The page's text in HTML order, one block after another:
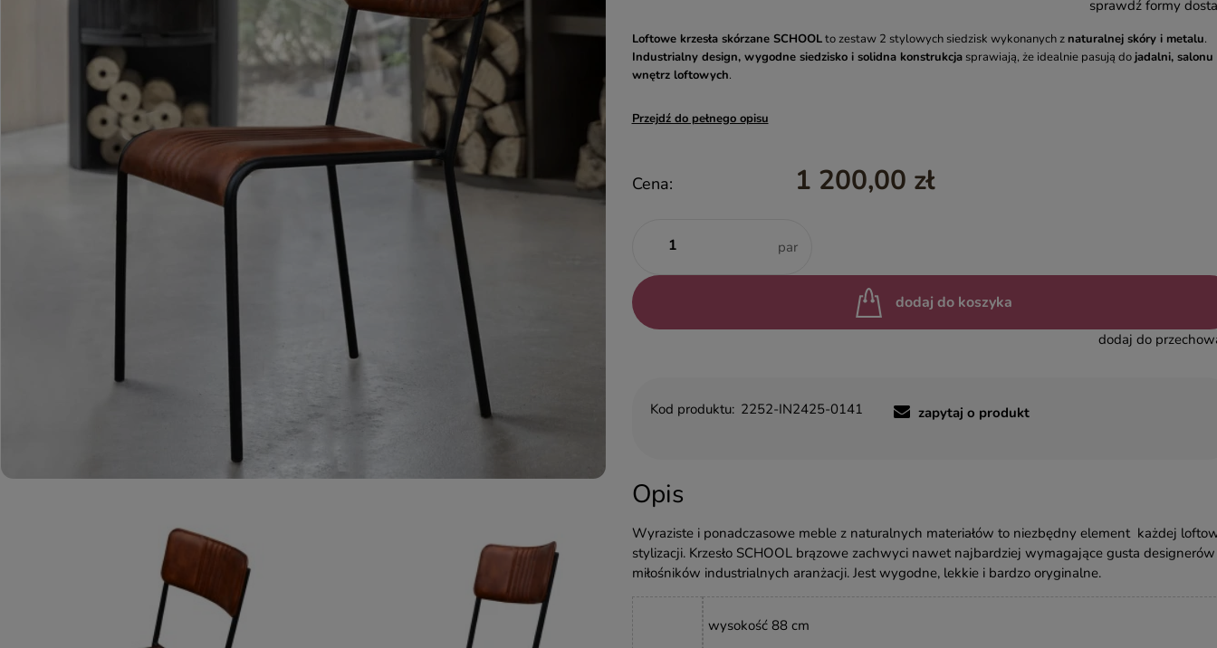
ROMA – MEBLE LOFTOWE MANGO I METAL
WESTPORT – LOFTOWE MEBLE VINTAGE
RIVERSIDE – POSTARZONE MEBLE LOFTOWE DREWNIANE
MILO – NOWOCZESNE MEBLE INDYJSKIE Z DREWNA MANGO
INDIAN SUMMER – KOLOROWE MEBLE INDYJSKIE
sprawdź formy
Loftowe krzesła skórzane SCHOOLto zestaw 2 stylowych siedzisk wykonanych z naturalnej skóry i metalu.
Industrialny design, wygodne siedzisko i solidna konstrukcjasprawiają, że idealnie pasują dojadalni, salonu
wnętrz loftowych.
Przejdź do pełnego opisu
Cena: 1 200,00 zł
par
dodaj do koszyka
dodaj do
Kod produktu: 2252-IN2425-0141 zapytaj o produkt
Opis
Wyraziste i ponadczasowe meble z naturalnych materiałów to niezbędny element każdej
stylizacji. Krzesło SCHOOL brązowe zachwyci nawet najbardziej wymagające gusta
miłośników industrialnych aranżacji. Jest wygodne, lekkie i bardzo oryginalne.
wysokość88 cm